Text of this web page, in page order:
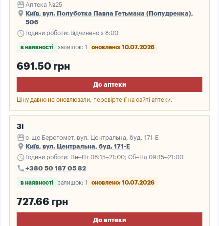
storefront Аптека №25
place Київ, вул. Полуботка Павла Гетьмана (Попудренка),
50б
schedule Години роботи: Відчинено з 8:00
в наявності залишок: 1 оновлено: 10.07.2026
691.50 грн
До аптеки
Ціну давно не оновлювали, перевірте її на сайті аптеки.
3і
storefrontс-ще Берегомет, вул. Центральна, буд. 171-Е
place Київ, вул. Центральна, буд. 171-Е
schedule Години роботи: Пн–Пт 08:15–21:00; Сб–Нд 09:15–21:00
call +380 50 187 05 82
в наявності залишок: 1 оновлено: 10.07.2026
727.66 грн
До аптеки